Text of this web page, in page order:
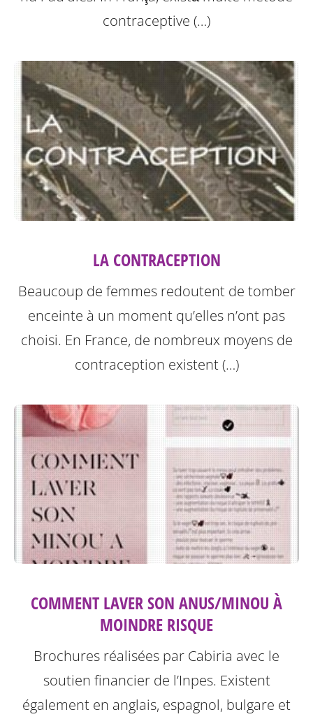
contraceptive (…)
LA CONTRACEPTION
Beaucoup de femmes redoutent de tomber
enceinte à un moment qu’elles n’ont pas
choisi. En France, de nombreux moyens de
contraception existent (…)
COMMENT LAVER SON ANUS/MINOU À
MOINDRE RISQUE
Brochures réalisées par Cabiria avec le
soutien financier de l’Inpes. Existent
également en anglais, espagnol, bulgare et